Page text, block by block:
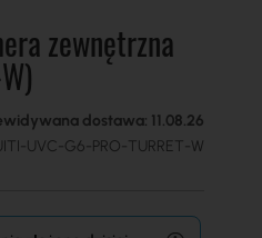
zewnętrzna
dostawa: 11.08.26
UVC-G6-PRO-TURRET-W